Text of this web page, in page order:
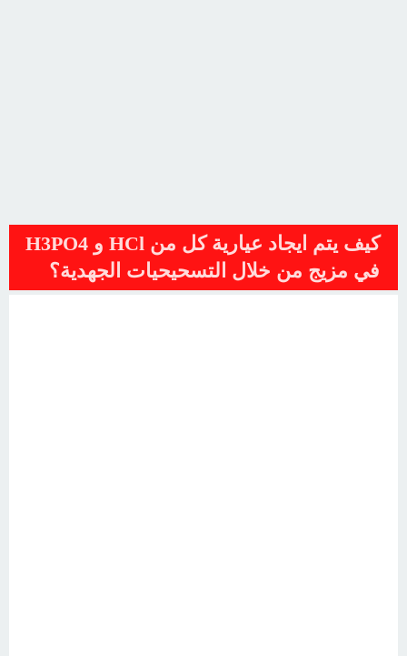
كيف يتم ايجاد عيارية كل من HCl و H3PO4
في مزيج من خلال التسحيحيات الجهدية؟